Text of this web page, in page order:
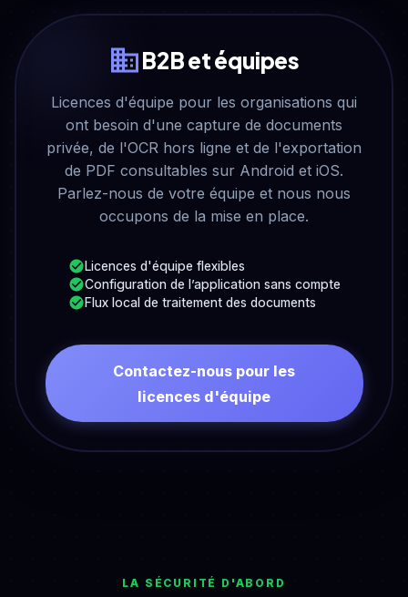
B2B et équipes
Licences d'équipe pour les organisations qui
ont besoin d'une capture de documents
privée, de l'OCR hors ligne et de l'exportation
de PDF consultables sur Android et iOS.
Parlez-nous de votre équipe et nous nous
occupons de la mise en place.
Licences d'équipe flexibles
Configuration de l’application sans compte
Flux local de traitement des documents
Contactez-nous pour les
licences d'équipe
LA SÉCURITÉ D'ABORD